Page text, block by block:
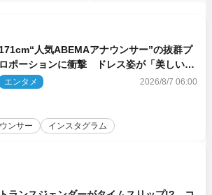
171cm“人気ABEMAアナウンサー”の抜群プ
ポーションに衝撃 ドレス姿が「美しい」
品がありすぎる」
エンタメ 2026/8/7 06:00
ンサー インスタグラム